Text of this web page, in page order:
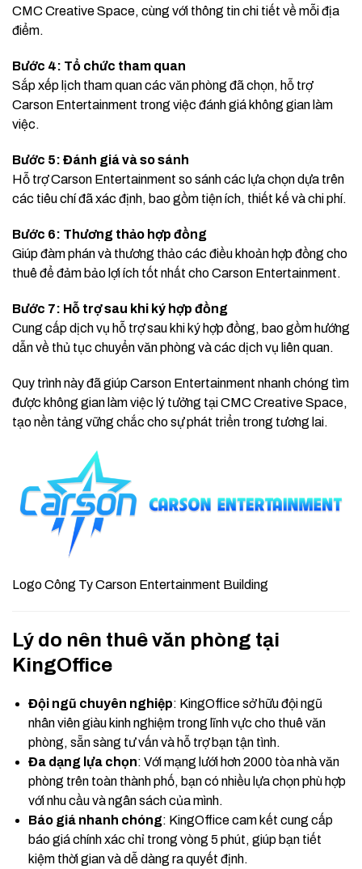
CMC Creative Space, cùng với thông tin chi tiết về mỗi địa
điểm.
Bước 4: Tổ chức tham quan
Sắp xếp lịch tham quan các văn phòng đã chọn, hỗ trợ
Carson Entertainment trong việc đánh giá không gian làm
việc.
Bước 5: Đánh giá và so sánh
Hỗ trợ Carson Entertainment so sánh các lựa chọn dựa trên
các tiêu chí đã xác định, bao gồm tiện ích, thiết kế và chi phí.
Bước 6: Thương thảo hợp đồng
Giúp đàm phán và thương thảo các điều khoản hợp đồng cho
thuê để đảm bảo lợi ích tốt nhất cho Carson Entertainment.
Bước 7: Hỗ trợ sau khi ký hợp đồng
Cung cấp dịch vụ hỗ trợ sau khi ký hợp đồng, bao gồm hướng
dẫn về thủ tục chuyển văn phòng và các dịch vụ liên quan.
Quy trình này đã giúp Carson Entertainment nhanh chóng tìm
được không gian làm việc lý tưởng tại CMC Creative Space,
tạo nền tảng vững chắc cho sự phát triển trong tương lai.
Logo Công Ty Carson Entertainment Building
Lý do nên thuê văn phòng tại
KingOffice
Đội ngũ chuyên nghiệp: KingOffice sở hữu đội ngũ
nhân viên giàu kinh nghiệm trong lĩnh vực cho thuê văn
phòng, sẵn sàng tư vấn và hỗ trợ bạn tận tình.
Đa dạng lựa chọn: Với mạng lưới hơn 2000 tòa nhà văn
phòng trên toàn thành phố, bạn có nhiều lựa chọn phù hợp
với nhu cầu và ngân sách của mình.
Báo giá nhanh chóng: KingOffice cam kết cung cấp
báo giá chính xác chỉ trong vòng 5 phút, giúp bạn tiết
kiệm thời gian và dễ dàng ra quyết định.